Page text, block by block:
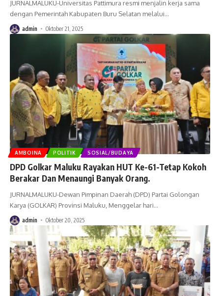
JURNALMALUKU-Universitas Pattimura resmi menjalin kerja sama
dengan Pemerintah Kabupaten Buru Selatan melalui…
admin Oktober 21, 2025
AMBOINA POLITIK SOSIAL/BUDAYA
DPD Golkar Maluku Rayakan HUT Ke-61-Tetap Kokoh
Berakar Dan Menaungi Banyak Orang.
JURNALMALUKU-Dewan Pimpinan Daerah (DPD) Partai Golongan
Karya (GOLKAR) Provinsi Maluku, Menggelar hari…
admin Oktober 20, 2025